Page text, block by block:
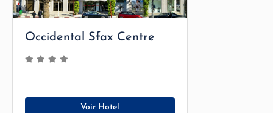
Occidental Sfax Centre
Voir Hotel